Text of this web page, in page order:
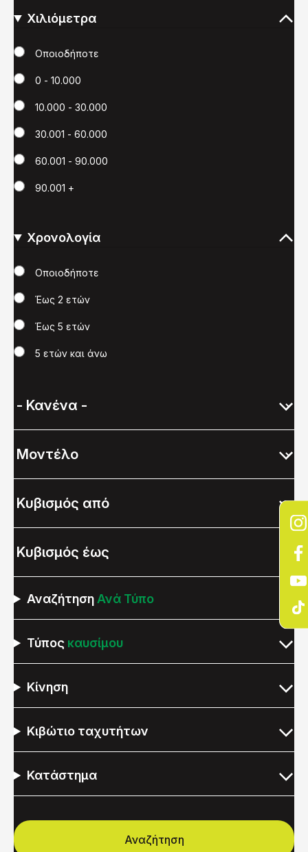
Χιλιόμετρα
Χιλιόμετρα
Οποιοδήποτε
0 - 10.000
10.000 - 30.000
30.001 - 60.000
60.001 - 90.000
90.001 +
Χρονολογία
Χρονολογία
Οποιοδήποτε
Έως 2 ετών
Έως 5 ετών
5 ετών και άνω
Αναζήτηση Ανά Τύπο
Τύπος καυσίμου
Κίνηση
Κιβώτιο ταχυτήτων
Κατάστημα